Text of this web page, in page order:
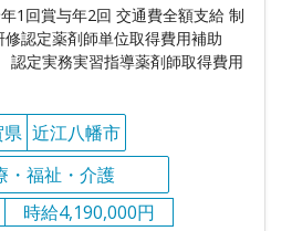
1回賞与年2回 交通費全額支給 制
認定薬剤師単位取得費用補助
認定実務実習指導薬剤師取得費用
近江八幡市
・福祉・介護
時給4,190,000円